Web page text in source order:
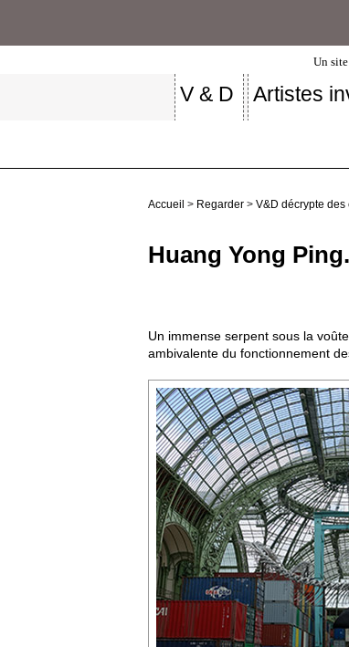
Un
V & D Artistes
Accueil > Regarder > V&D décrypte
Huang Yong
Un immense serpent sous la
ambivalente du fonctionnement